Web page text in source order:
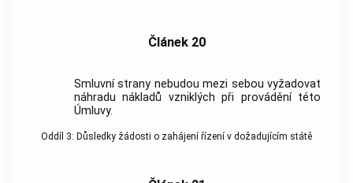
Článek 20
Smluvní strany nebudou mezi sebou vyžadovat
náhradu nákladů vzniklých při provádění této
Úmluvy.
Oddíl 3: Důsledky žádosti o zahájení řízení v dožadujícím státě